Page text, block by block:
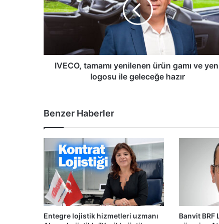
gamı
ve
ile
geleceğe
IVECO, tamamı yenilenen ürün gamı ve
logosu ile geleceğe hazır
Benzer Haberler
Entegre lojistik hizmetleri uzmanı
Banvit